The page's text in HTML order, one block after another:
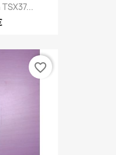
favorite_border